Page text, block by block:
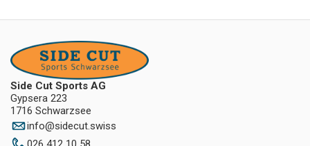
Side Cut Sports AG
Gypsera 223
1716 Schwarzsee
info@sidecut.swiss